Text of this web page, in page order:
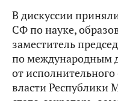
В дискуссии
СФ по науке,
заместитель
по международным
от исполнительного
власти Республики